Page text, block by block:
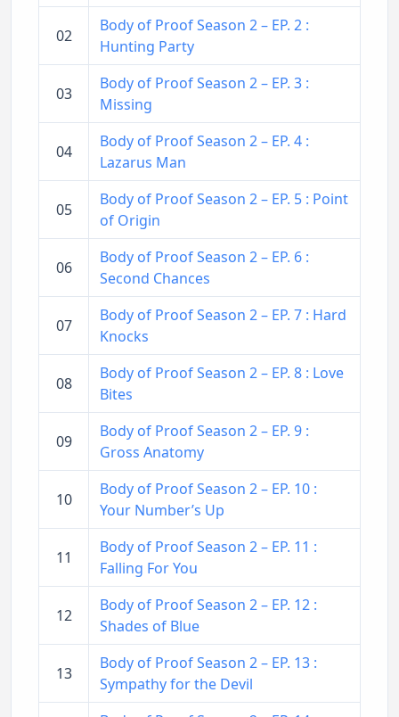
02
Body of Proof Season 2 – EP. 2 :
Hunting Party
03
Body of Proof Season 2 – EP. 3 :
Missing
04
Body of Proof Season 2 – EP. 4 :
Lazarus Man
05
Body of Proof Season 2 – EP. 5 : Point
of Origin
06
Body of Proof Season 2 – EP. 6 :
Second Chances
07
Body of Proof Season 2 – EP. 7 : Hard
Knocks
08
Body of Proof Season 2 – EP. 8 : Love
Bites
09
Body of Proof Season 2 – EP. 9 :
Gross Anatomy
10
Body of Proof Season 2 – EP. 10 :
Your Number’s Up
11
Body of Proof Season 2 – EP. 11 :
Falling For You
12
Body of Proof Season 2 – EP. 12 :
Shades of Blue
13
Body of Proof Season 2 – EP. 13 :
Sympathy for the Devil